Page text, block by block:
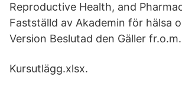
Reproductive Health, and
Fastställd av Akademin för hälsa
Version Beslutad den Gäller fr.o.m.
Kursutlägg.xlsx.